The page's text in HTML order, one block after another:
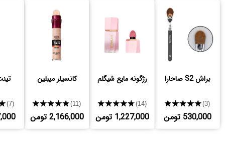
براش S2 صاحارا
★★★★★(3)
530,000 تومن
رژگونه مایع شیگلم
★★★★★(14)
1,227,000 تومن
کانسیلر میبلین
★★★★★(11)
2,166,000 تومن
(7)